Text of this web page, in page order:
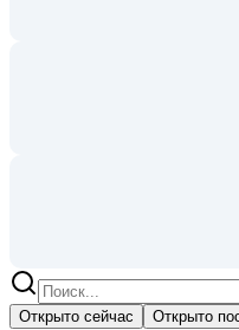
Открыто сейчас Открыто